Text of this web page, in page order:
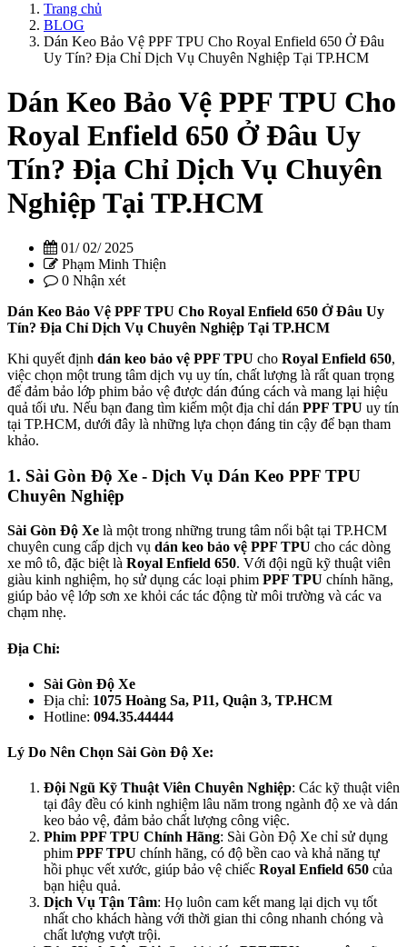
Trang chủ
BLOG
Dán Keo Bảo Vệ PPF TPU Cho Royal Enfield 650 Ở Đâu
Uy Tín? Địa Chỉ Dịch Vụ Chuyên Nghiệp Tại TP.HCM
Dán Keo Bảo Vệ PPF TPU Cho
Royal Enfield 650 Ở Đâu Uy
Tín? Địa Chỉ Dịch Vụ Chuyên
Nghiệp Tại TP.HCM
01/ 02/ 2025
Phạm Minh Thiện
0 Nhận xét
Dán Keo Bảo Vệ PPF TPU Cho Royal Enfield 650 Ở Đâu Uy
Tín? Địa Chỉ Dịch Vụ Chuyên Nghiệp Tại TP.HCM
Khi quyết định dán keo bảo vệ PPF TPU cho Royal Enfield 650,
việc chọn một trung tâm dịch vụ uy tín, chất lượng là rất quan trọng
để đảm bảo lớp phim bảo vệ được dán đúng cách và mang lại hiệu
quả tối ưu. Nếu bạn đang tìm kiếm một địa chỉ dán PPF TPU uy tín
tại TP.HCM, dưới đây là những lựa chọn đáng tin cậy để bạn tham
khảo.
1. Sài Gòn Độ Xe - Dịch Vụ Dán Keo PPF TPU
Chuyên Nghiệp
Sài Gòn Độ Xe là một trong những trung tâm nổi bật tại TP.HCM
chuyên cung cấp dịch vụ dán keo bảo vệ PPF TPU cho các dòng
xe mô tô, đặc biệt là Royal Enfield 650. Với đội ngũ kỹ thuật viên
giàu kinh nghiệm, họ sử dụng các loại phim PPF TPU chính hãng,
giúp bảo vệ lớp sơn xe khỏi các tác động từ môi trường và các va
chạm nhẹ.
Địa Chỉ:
Sài Gòn Độ Xe
Địa chỉ: 1075 Hoàng Sa, P11, Quận 3, TP.HCM
Hotline: 094.35.44444
Lý Do Nên Chọn Sài Gòn Độ Xe:
Đội Ngũ Kỹ Thuật Viên Chuyên Nghiệp: Các kỹ thuật viên
tại đây đều có kinh nghiệm lâu năm trong ngành độ xe và dán
keo bảo vệ, đảm bảo chất lượng công việc.
Phim PPF TPU Chính Hãng: Sài Gòn Độ Xe chỉ sử dụng
phim PPF TPU chính hãng, có độ bền cao và khả năng tự
hồi phục vết xước, giúp bảo vệ chiếc Royal Enfield 650 của
bạn hiệu quả.
Dịch Vụ Tận Tâm: Họ luôn cam kết mang lại dịch vụ tốt
nhất cho khách hàng với thời gian thi công nhanh chóng và
chất lượng vượt trội.